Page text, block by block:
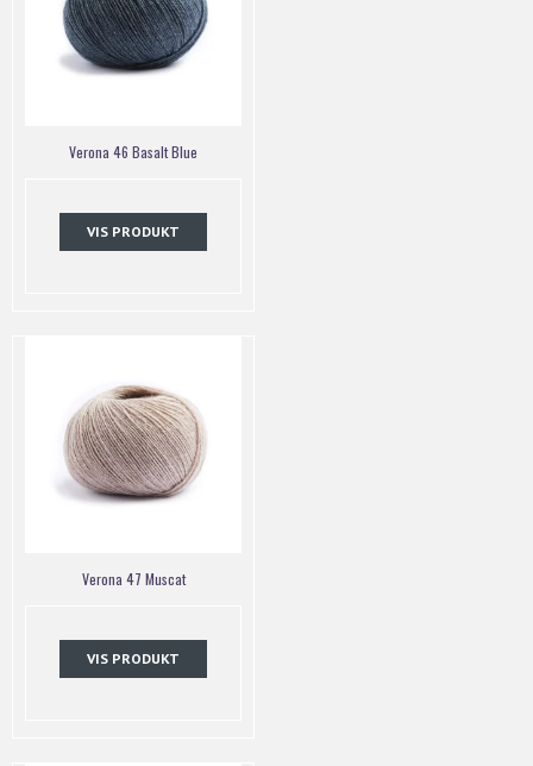
Verona 46 Basalt Blue
VIS PRODUKT
Verona 47 Muscat
VIS PRODUKT